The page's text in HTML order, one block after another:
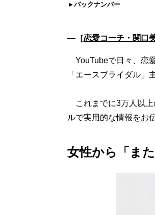
バックナンバー
―［恋愛コーチ・関口
YouTubeで日々、恋
「エースブライダル」
これまでに3万人以上
ルで実用的な情報をお
女性から「ま